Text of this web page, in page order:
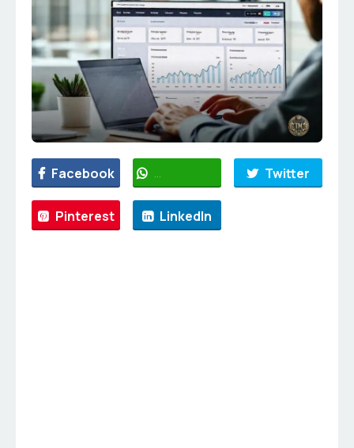
Facebook WhatsApp Twitter
Pinterest LinkedIn